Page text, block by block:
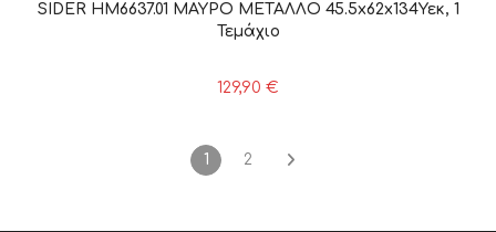
SIDER HM6637.01 ΜΑΥΡΟ ΜΕΤΑΛΛΟ 45.5x62x134Υεκ, 1
Τεμάχιο
129,90 €
1 2